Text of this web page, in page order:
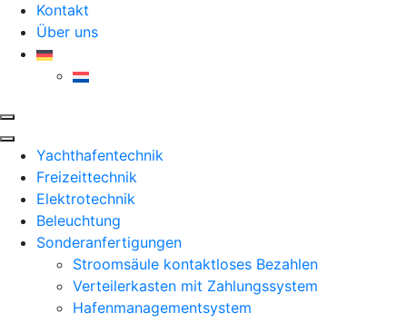
Kontakt
Über uns
Yachthafentechnik
Freizeittechnik
Elektrotechnik
Beleuchtung
Sonderanfertigungen
Stroomsäule kontaktloses Bezahlen
Verteilerkasten mit Zahlungssystem
Hafenmanagementsystem